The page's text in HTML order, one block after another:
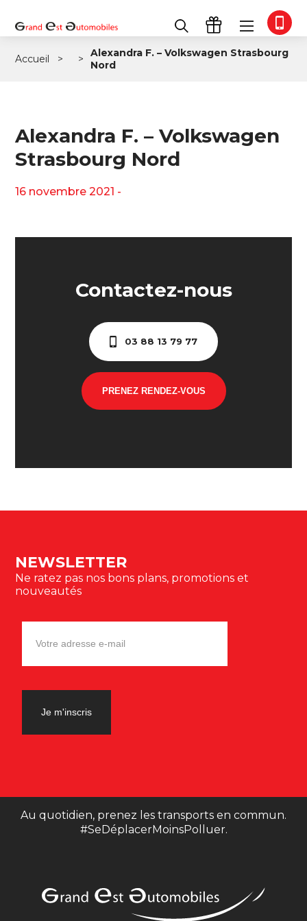
Accueil
Alexandra F. – Volkswagen Strasbourg
Nord
Alexandra F. – Volkswagen
Strasbourg Nord
16 novembre 2021 -
Contactez-nous
03 88 13 79 77
PRENEZ RENDEZ-VOUS
NEWSLETTER
Ne ratez pas nos bons plans, promotions et
nouveautés
Au quotidien, prenez les transports en commun.
#SeDéplacerMoinsPolluer.